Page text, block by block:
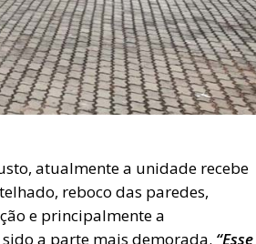
atualmente a unidade recebe
reboco das paredes,
e principalmente a
a parte mais demorada. “Esse